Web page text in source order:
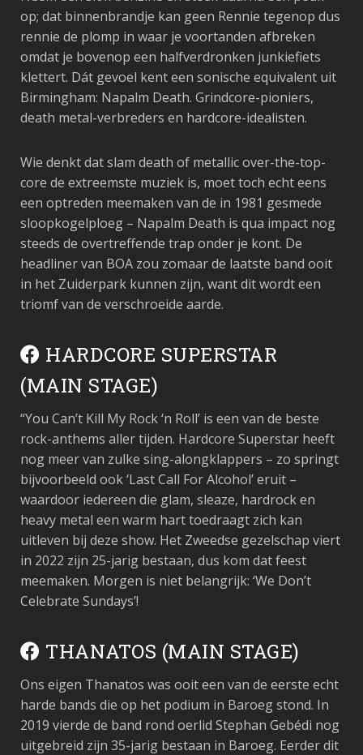
op; dat binnenbrandje kan geen Rennie tegenop dus
rennie de plomp in waar je voortanden afbreken
omdat je bovenop een halfverdronken junkiefiets
klettert. Dát gevoel kent een sonische equivalent uit
Birmingham: Napalm Death. Grindcore-pioniers,
death metal-verbreders en hardcore-idealisten.
Wie denkt dat slam death of metallic over-the-top-
core de extreemste muziek is, moet toch echt eens
een optreden meemaken van de in 1981 gesmede
sloopkogelploeg – Napalm Death is qua impact nog
steeds de overtreffende trap onder je kont. De
headliner van BOA zou zomaar de laatste band ooit
in het Zuiderpark kunnen zijn, want dit wordt een
triomf van de verschroeide aarde.
HARDCORE SUPERSTAR
(MAIN STAGE)
“You Can’t Kill My Rock ‘n Roll’ is een van de beste
rock-anthems aller tijden. Hardcore Superstar heeft
nog meer van zulke sing-alongklappers – zo springt
bijvoorbeeld ook ‘Last Call For Alcohol’ eruit –
waardoor iedereen die glam, sleaze, hardrock en
heavy metal een warm hart toedraagt zich kan
uitleven bij deze show. Het Zweedse gezelschap viert
in 2022 zijn 25-jarig bestaan, dus kom dat feest
meemaken. Morgen is niet belangrijk: ‘We Don’t
Celebrate Sundays’!
THANATOS (MAIN STAGE)
Ons eigen Thanatos was ooit een van de eerste echt
harde bands die op het podium in Baroeg stond. In
2019 vierde de band rond oerlid Stephan Gebédi nog
uitgebreid zijn 35-jarig bestaan in Baroeg. Eerder dit